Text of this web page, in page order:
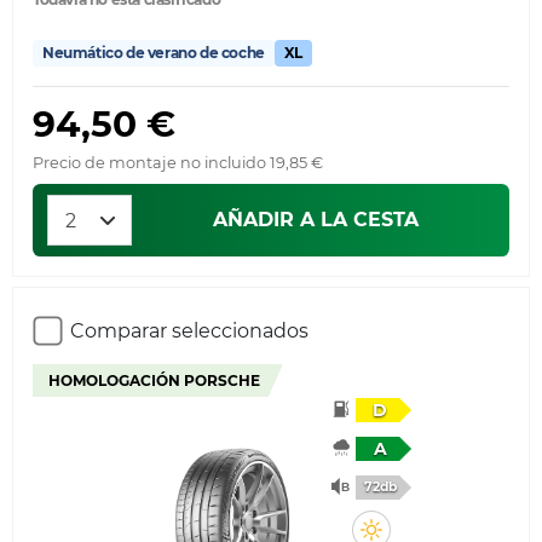
Neumático de verano de coche XL
94,50 €
Precio de montaje no incluido 19,85 €
AÑADIR A LA CESTA
Comparar seleccionados
HOMOLOGACIÓN PORSCHE
D
A
72db